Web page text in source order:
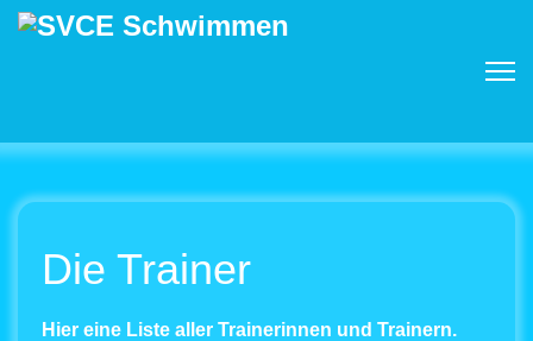
Die Trainer
Hier eine Liste aller Trainerinnen und Trainern.